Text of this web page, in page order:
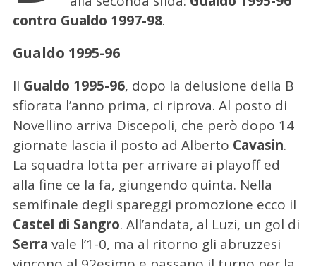
contro Gualdo 1997-98.
Gualdo 1995-96
Il Gualdo 1995-96, dopo la delusione della B
sfiorata l’anno prima, ci riprova. Al posto di
Novellino arriva Discepoli, che però dopo 14
giornate lascia il posto ad Alberto Cavasin.
La squadra lotta per arrivare ai playoff ed
alla fine ce la fa, giungendo quinta. Nella
semifinale degli spareggi promozione ecco il
Castel di Sangro. All’andata, al Luzi, un gol di
Serra vale l’1-0, ma al ritorno gli abruzzesi